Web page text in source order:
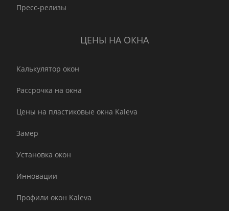
Пресс-релизы
ЦЕНЫ НА ОКНА
Калькулятор окон
Рассрочка на окна
Цены на пластиковые окна Kaleva
Замер
Установка окон
Инновации
Профили окон Kaleva